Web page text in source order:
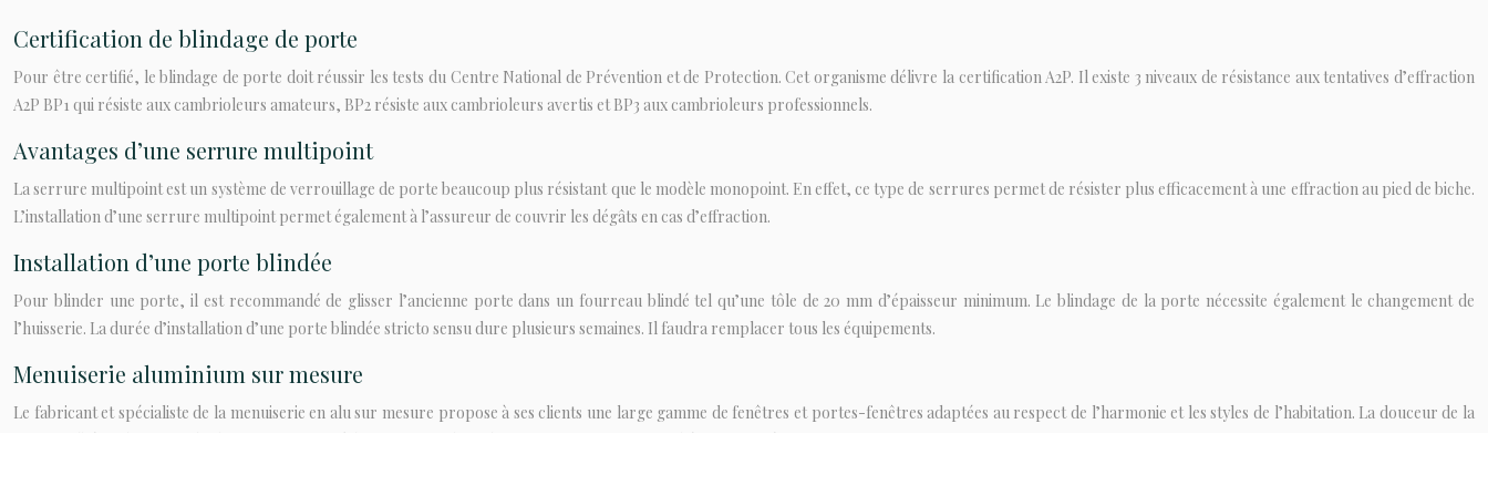
Certification de blindage de porte
Pour être certifié, le blindage de porte doit réussir les tests du Centre National de Prévention et de Protection. Cet organisme délivre la certification A2P. Il existe 3 niveaux de résistance aux tentatives d’effraction
A2P BP1 qui résiste aux cambrioleurs amateurs, BP2 résiste aux cambrioleurs avertis et BP3 aux cambrioleurs professionnels.
Avantages d’une serrure multipoint
La serrure multipoint est un système de verrouillage de porte beaucoup plus résistant que le modèle monopoint. En effet, ce type de serrures permet de résister plus efficacement à une effraction au pied de biche.
L’installation d’une serrure multipoint permet également à l’assureur de couvrir les dégâts en cas d’effraction.
Installation d’une porte blindée
Pour blinder une porte, il est recommandé de glisser l’ancienne porte dans un fourreau blindé tel qu’une tôle de 20 mm d’épaisseur minimum. Le blindage de la porte nécessite également le changement de
l’huisserie. La durée d’installation d’une porte blindée stricto sensu dure plusieurs semaines. Il faudra remplacer tous les équipements.
Menuiserie aluminium sur mesure
Le fabricant et spécialiste de la menuiserie en alu sur mesure propose à ses clients une large gamme de fenêtres et portes-fenêtres adaptées au respect de l’harmonie et les styles de l’habitation. La douceur de la
forme galbée et la finesse des lignes permettent à la menuiserie de se distinguer en offrant une esthétique soignée.